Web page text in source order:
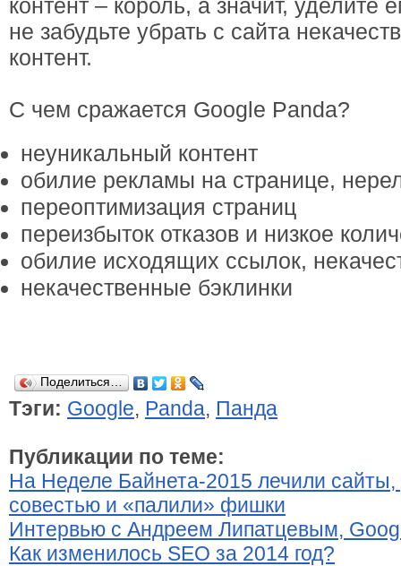
контент – король, а значит,
не забудьте убрать с сайта
контент.
С чем сражается Google Panda?
неуникальный контент
обилие рекламы на странице,
переоптимизация страниц
переизбыток отказов и низкое
обилие исходящих ссылок,
некачественные бэклинки
Поделиться…
Тэги: Google, Panda, Панда
Публикации по теме:
На Неделе Байнета-2015 лечили сайты,
совестью и «палили» фишки
Интервью с Андреем Липатцевым,
Как изменилось SEO за 2014 год?